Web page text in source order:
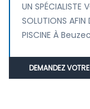
UN SPÉCIALISTE
SOLUTIONS AFIN
PISCINE À
DEMANDEZ